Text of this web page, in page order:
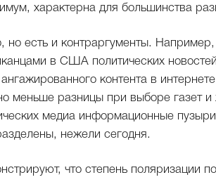
характерна для большинства
но есть и контраргументы.
в США политических
контента в
меньше разницы при выборе газет и
медиа информационные
нежели сегодня.
что степень поляризации